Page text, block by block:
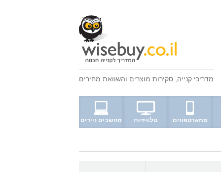
מדריכי קנייה סקירות מוצרים והשוואת מחירים
סמארטפונים טלוויזיות מחשבים ניידים